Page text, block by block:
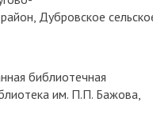
Дубровское
библиотечная
им. П.П. Бажова,